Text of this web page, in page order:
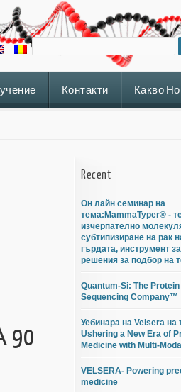
Контакти Какво
Recent
Он лайн семинар на
тема:MammaTyper® -
изчерпателно
субтипизиране на рак
гърдата, инструмент
решения за подбор на
Quantum-Si: The Protein
Sequencing Company™
Уебинара на Velsera на
Ushering a New Era of
Medicine with Multi-
VELSERA- Powering
medicine